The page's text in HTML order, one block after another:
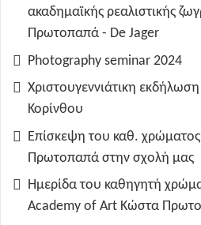
ακαδημαϊκής ρεαλιστικής
Πρωτοπαπά - De Jager
Photography seminar 2024
Χριστουγεννιάτικη
Κορίνθου
Επίσκεψη του καθ.
Πρωτοπαπά στην σχολή μας
Ημερίδα του καθηγητή
Academy of Art Κώστα